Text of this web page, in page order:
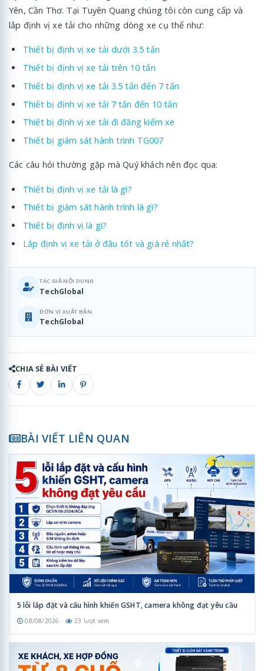
Yên, Cần Thơ. Tại Tuyên Quang chúng tôi còn cung cấp và
lắp định vị xe tải cho những dòng xe cụ thể như:
Thiết bị định vị xe tải dưới 3.5 tấn
Thiết bị định vị xe tải trên 10 tấn
Thiết bị định vị xe tải 3.5 tấn đến 7 tấn
Thiết bị định vị xe tải 7 tấn đến 10 tấn
Thiết bị định vị xe tải đi đăng kiểm xe
Thiết bị giám sát hành trình TG007
Các câu hỏi thường gặp mà Quý khách nên đọc qua:
Thiết bị định vị xe tải là gì?
Thiết bị giám sát hành trình là gì?
Thiết bị định vị là gì?
Lắp định vị xe tải ở đâu tốt và giá rẻ nhất?
TÁC GIẢ NỘI DUNG
TechGlobal
ĐƠN VỊ XUẤT BẢN
TechGlobal
CHIA SẺ BÀI VIẾT
BÀI VIẾT LIÊN QUAN
5 lỗi lắp đặt và cấu hình khiến GSHT, camera không đạt yêu cầu
08/08/2026 23 lượt xem